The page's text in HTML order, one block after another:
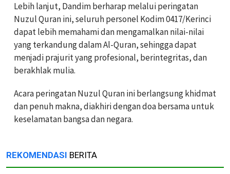
Lebih lanjut, Dandim berharap melalui peringatan
Nuzul Quran ini, seluruh personel Kodim 0417/Kerinci
dapat lebih memahami dan mengamalkan nilai-nilai
yang terkandung dalam Al-Quran, sehingga dapat
menjadi prajurit yang profesional, berintegritas, dan
berakhlak mulia.
Acara peringatan Nuzul Quran ini berlangsung khidmat
dan penuh makna, diakhiri dengan doa bersama untuk
keselamatan bangsa dan negara.
REKOMENDASI BERITA